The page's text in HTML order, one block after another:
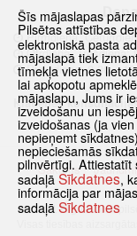
Pirmdiena,
Otrdiena, Trešdiena:
Piektdiena: 8.30 –
Klātienes
Sākums Jaunumi
© 2021 Rīgas
Šīs mājaslapas
Pilsētas attīstības
elektroniskā pasta
mājaslapā tiek
tīmekļa vietnes
lai apkopotu
mājaslapu, Jums ir
izveidošanu un
izveidošanas (ja
nepieņemt
nepieciešamās
pilnvērtīgi. Attiestatīt
sadaļā Sīkdatnes,
informācija par
sadaļā Sīkdatnes